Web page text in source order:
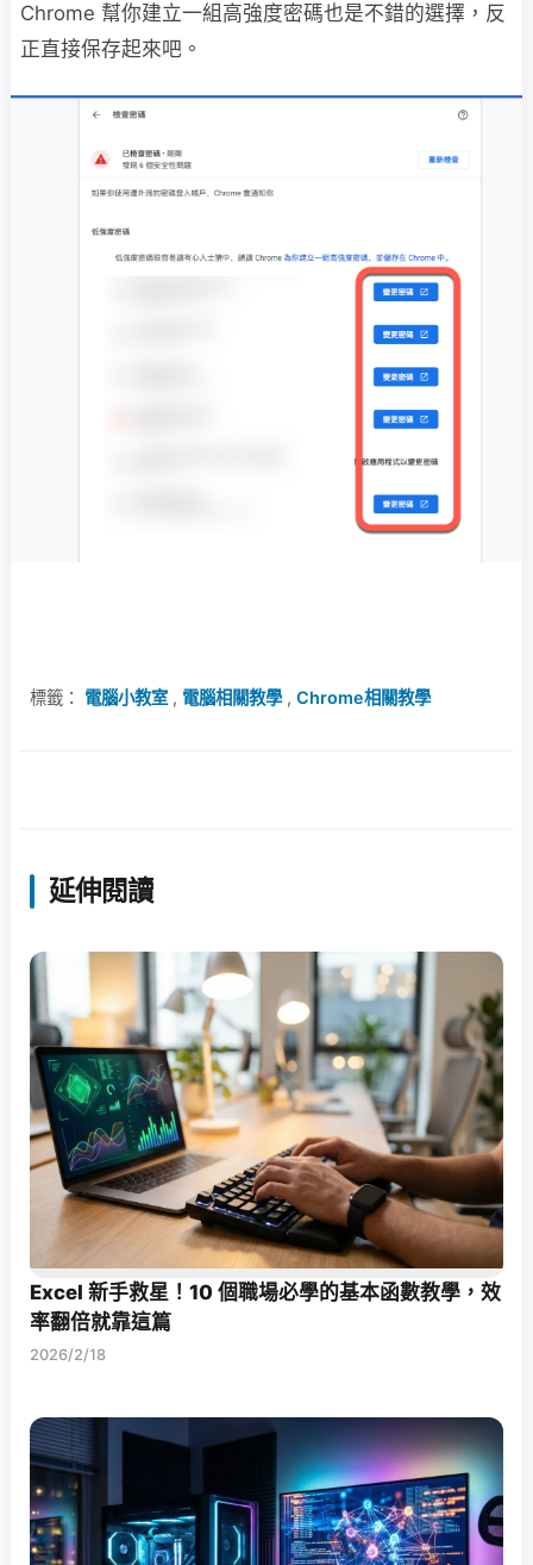
Chrome 幫你建立一組高強度密碼也是不錯的選擇，反
正直接保存起來吧。
標籤： 電腦小教室, 電腦相關教學, Chrome相關教學
延伸閱讀
Excel 新手救星！10 個職場必學的基本函數教學，效
率翻倍就靠這篇
2026/2/18